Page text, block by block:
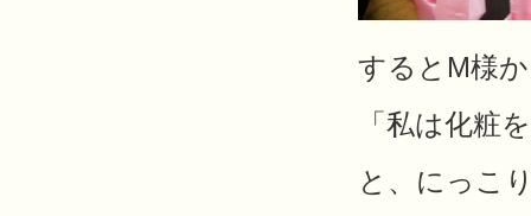
するとM様
「私は化粧
と、にっこ